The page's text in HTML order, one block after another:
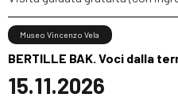
BERTILLE BAK. Voci dalla
15.11.2026
Museo Vincenzo Vela